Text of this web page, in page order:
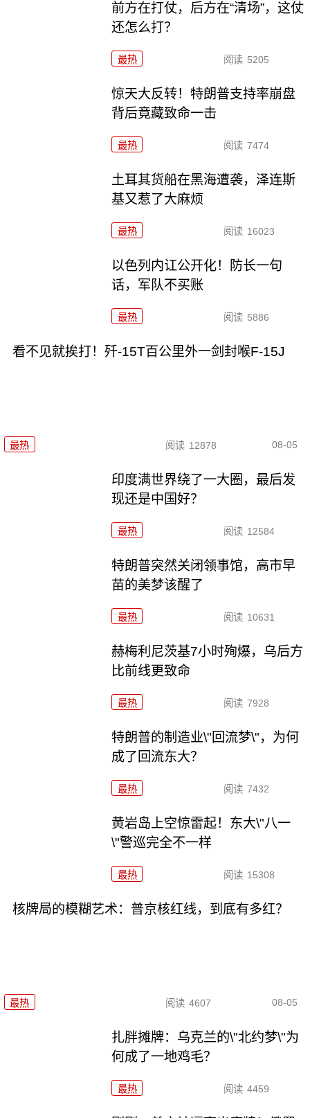
前方在打仗，后方在“清场”，这仗
还怎么打？
最热 阅读 5205
惊天大反转！特朗普支持率崩盘
背后竟藏致命一击
最热 阅读 7474
土耳其货船在黑海遭袭，泽连斯
基又惹了大麻烦
最热 阅读 16023
以色列内讧公开化！防长一句
话，军队不买账
最热 阅读 5886
看不见就挨打！歼-15T百公里外一剑封喉F-15J
最热 阅读 12878 08-05
印度满世界绕了一大圈，最后发
现还是中国好？
最热 阅读 12584
特朗普突然关闭领事馆，高市早
苗的美梦该醒了
最热 阅读 10631
赫梅利尼茨基7小时殉爆，乌后方
比前线更致命
最热 阅读 7928
特朗普的制造业\"回流梦\"，为何
成了回流东大？
最热 阅读 7432
黄岩岛上空惊雷起！东大\"八一
\"警巡完全不一样
最热 阅读 15308
核牌局的模糊艺术：普京核红线，到底有多红？
最热 阅读 4607 08-05
扎胖摊牌：乌克兰的\"北约梦\"为
何成了一地鸡毛？
最热 阅读 4459